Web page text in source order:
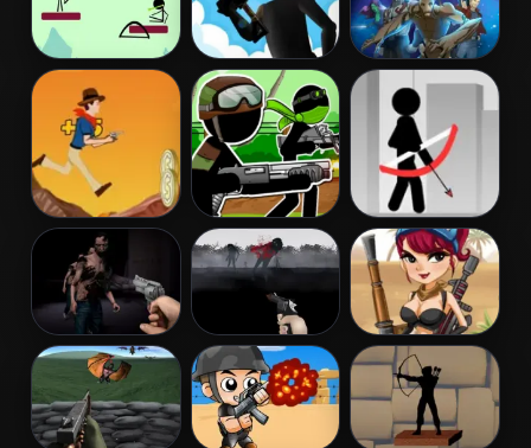
Archery Tactical Squad Galactic Run
Guardians
Galaxy
Cowboy Shoot
Zombies
Stickman
Army: The
Resistance
Stickman
Archer Online
Dead City Run Into Death Mummy Hunter